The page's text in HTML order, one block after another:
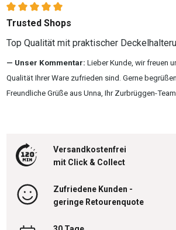
Bewertung mit 5 von 5 Sternen
Trusted Shops
Top Qualität mit praktischer
Unser Kommentar: Lieber Kunde, wir freuen
Qualität Ihrer Ware zufrieden sind. Gerne
Freundliche Grüße aus Unna, Ihr Zurbrüggen-Team
Versandkostenfrei
mit Click & Collect
Zufriedene Kunden -
geringe Retourenquote